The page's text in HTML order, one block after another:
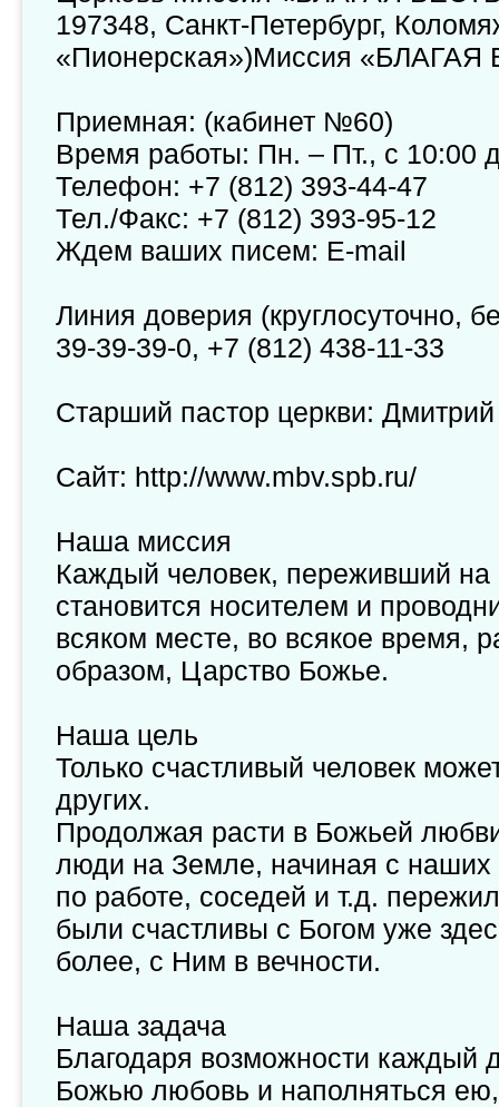
197348, Санкт-Петербург,
«Пионерская»)Миссия «БЛАГАЯ
Приемная: (кабинет №60)
Время работы: Пн. – Пт., с 10:00
Телефон: +7 (812) 393-44-47
Тел./Факс: +7 (812) 393-95-12
Ждем ваших писем: E-mail
Линия доверия (круглосуточно,
39-39-39-0, +7 (812) 438-11-33
Старший пастор церкви:
Сайт: http://www.mbv.spb.ru/
Наша миссия
Каждый человек, переживший
становится носителем и
всяком месте, во всякое время,
образом, Царство Божье.
Наша цель
Только счастливый человек
других.
Продолжая расти в Божьей
люди на Земле, начиная с наших
по работе, соседей и т.д.
были счастливы с Богом уже
более, с Ним в вечности.
Наша задача
Благодаря возможности каждый
Божью любовь и наполняться